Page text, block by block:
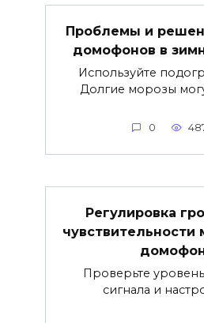
Проблемы и
домофонов в
Используйте
Долгие морозы
0
Регулировка
чувствительности
Проверьте
сигнала и